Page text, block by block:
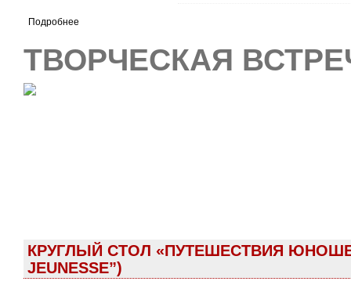
Подробнее
ТВОРЧЕСКАЯ
КРУГЛЫЙ СТОЛ «ПУТЕШЕСТВИЯ ЮНОШЕЙ
JEUNESSE”)